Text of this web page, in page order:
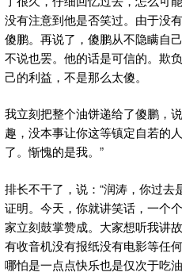
没有注意到他是否笑过。由于没
傻鹏。再说了，傻鹏从不隐瞒自
不说也罢。他的话是可信的。欺
己的利益，不是那么太傻。
我立刻把整个油饼递给了傻鹏，
趣，没本事让你这等镇定自若的
了。惭愧的是我。”
排长不干了，说：“润涛，你过
证明。今天，你就讲笑话，一个
家立刻鼓掌赞成。大家想听我讲
有收音机没有报纸没有电影等任
哪怕是一点点快乐也是仅次于吃